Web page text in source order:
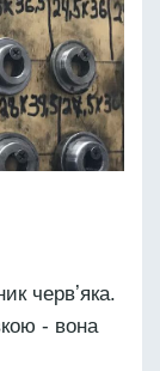
червʼяка.
- вона